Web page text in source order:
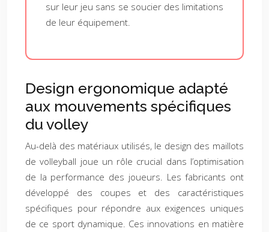
sur leur jeu sans se soucier des limitations
de leur équipement.
Design ergonomique adapté
aux mouvements spécifiques
du volley
Au-delà des matériaux utilisés, le design des maillots
de volleyball joue un rôle crucial dans l’optimisation
de la performance des joueurs. Les fabricants ont
développé des coupes et des caractéristiques
spécifiques pour répondre aux exigences uniques
de ce sport dynamique. Ces innovations en matière